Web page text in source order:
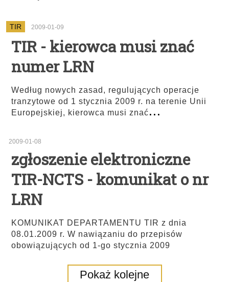
TIR 2009-01-09
TIR - kierowca musi znać
numer LRN
Według nowych zasad, regulujących operacje
tranzytowe od 1 stycznia 2009 r. na terenie Unii
Europejskiej, kierowca musi znać...
2009-01-08
zgłoszenie elektroniczne
TIR-NCTS - komunikat o nr
LRN
KOMUNIKAT DEPARTAMENTU TIR z dnia
08.01.2009 r. W nawiązaniu do przepisów
obowiązujących od 1-go stycznia 2009
Pokaż kolejne